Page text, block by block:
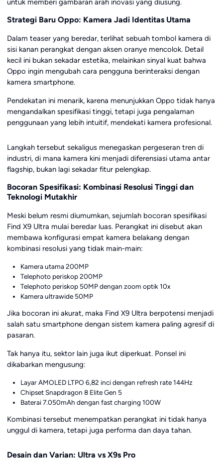
untuk memberi gambaran arah inovasi yang diusung.
Strategi Baru Oppo: Kamera Jadi Identitas Utama
Dalam teaser yang beredar, terlihat sebuah tombol kamera di
sisi kanan perangkat dengan aksen oranye mencolok. Detail
kecil ini bukan sekadar estetika, melainkan sinyal kuat bahwa
Oppo ingin mengubah cara pengguna berinteraksi dengan
kamera smartphone.
Pendekatan ini menarik, karena menunjukkan Oppo tidak hanya
mengandalkan spesifikasi tinggi, tetapi juga pengalaman
penggunaan yang lebih intuitif, mendekati kamera profesional.
Langkah tersebut sekaligus menegaskan pergeseran tren di
industri, di mana kamera kini menjadi diferensiasi utama antar
flagship, bukan lagi sekadar fitur pelengkap.
Bocoran Spesifikasi: Kombinasi Resolusi Tinggi dan
Teknologi Mutakhir
Meski belum resmi diumumkan, sejumlah bocoran spesifikasi
Find X9 Ultra mulai beredar luas. Perangkat ini disebut akan
membawa konfigurasi empat kamera belakang dengan
kombinasi resolusi yang tidak main-main:
Kamera utama 200MP
Telephoto periskop 200MP
Telephoto periskop 50MP dengan zoom optik 10x
Kamera ultrawide 50MP
Jika bocoran ini akurat, maka Find X9 Ultra berpotensi menjadi
salah satu smartphone dengan sistem kamera paling agresif di
pasaran.
Tak hanya itu, sektor lain juga ikut diperkuat. Ponsel ini
dikabarkan mengusung:
Layar AMOLED LTPO 6,82 inci dengan refresh rate 144Hz
Chipset Snapdragon 8 Elite Gen 5
Baterai 7.050mAh dengan fast charging 100W
Kombinasi tersebut menempatkan perangkat ini tidak hanya
unggul di kamera, tetapi juga performa dan daya tahan.
Desain dan Varian: Ultra vs X9s Pro